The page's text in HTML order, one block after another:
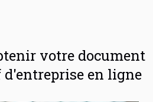
votre document
en ligne